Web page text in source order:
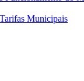
Municipais